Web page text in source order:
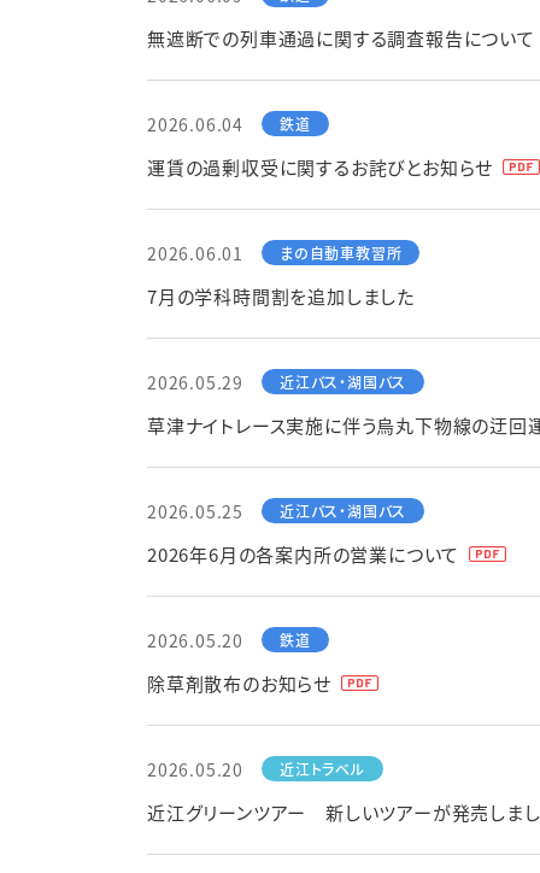
無遮断での列車通過に関する調査報告について
2026.06.04
運賃の過剰収受に関するお詫びとお知らせ
2026.06.01
7月の学科時間割を追加しました
2026.05.29
草津ナイトレース実施に伴う烏丸下物線の迂回
2026.05.25
2026年6月の各案内所の営業について
2026.05.20
除草剤散布のお知らせ
2026.05.20
近江グリーンツアー 新しいツアーが発売しまし